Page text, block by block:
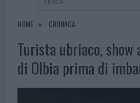
HOME CRONACA
Turista ubriaco, show
di Olbia prima di